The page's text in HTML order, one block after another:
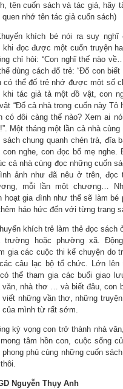
tên cuốn sách và tác giả, hãy
quen nhớ tên tác giả cuốn sách)
khích bé nói ra suy nghĩ
khi đọc được một cuốn truyện
chỉ hỏi: “Con nghĩ thế nào
dùng cách đố trẻ: “Đố con
có thể đố trẻ nhớ được một số
khi tác giả tả một đồ vật, con
“Đố cả nhà trong cuốn này Tô
có đôi càng thế nào? Xem ai
Một tháng một lần cả nhà cùng
sách chung quanh chén trà, đĩa
con nghe, con đọc bố mẹ nghe.
cả nhà cùng đọc những cuốn
ảnh như đã nêu ở trên, đọc
mỗi lần một chương…
hoạt gia đình như thế sẽ làm bé
háo hức đến với từng trang
khích trẻ làm thẻ đọc sách
trường hoặc phường xã.
gia các cuộc thi kể chuyện do
câu lạc bộ tổ chức. Lớn lên
thể tham gia các buổi giao
văn, nhà thơ … và biết đâu, con
viết những vần thơ, những
của mình từ rất sớm.
kỳ vọng con trở thành nhà
tâm hồn con, cuộc sống
phong phú cùng những cuốn
Nguyễn Thụy Anh